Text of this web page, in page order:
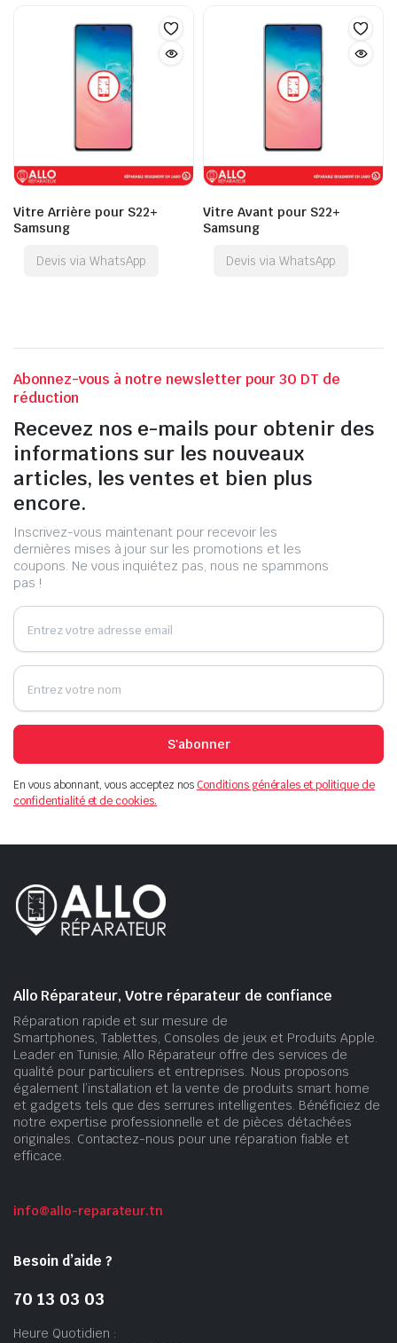
Vitre Arrière pour S22+
Samsung
Devis via WhatsApp
Vitre Avant pour S22+
Samsung
Devis via WhatsApp
Abonnez-vous à notre newsletter pour 30 DT de
réduction
Recevez nos e-mails pour obtenir des
informations sur les nouveaux
articles, les ventes et bien plus
encore.
Inscrivez-vous maintenant pour recevoir les
dernières mises à jour sur les promotions et les
coupons. Ne vous inquiétez pas, nous ne spammons
pas !
S'abonner
En vous abonnant, vous acceptez nosConditions générales et politique de
confidentialité et de cookies.
Allo Réparateur, Votre réparateur de confiance
Réparation rapide et sur mesure de
Smartphones, Tablettes, Consoles de jeux et Produits Apple.
Leader en Tunisie, Allo Réparateur offre des services de
qualité pour particuliers et entreprises. Nous proposons
également l’installation et la vente de produits smart home
et gadgets tels que des serrures intelligentes. Bénéficiez de
notre expertise professionnelle et de pièces détachées
originales. Contactez-nous pour une réparation fiable et
efficace.
info@allo-reparateur.tn
Besoin d’aide ?
70 13 03 03
Heure Quotidien :